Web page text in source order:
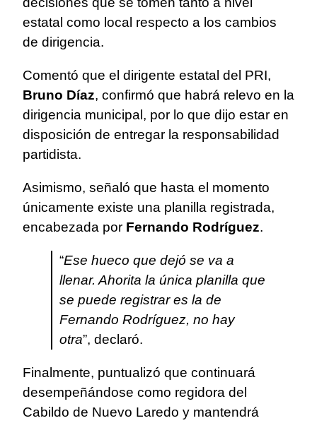
estatal como local respecto a los cambios
de dirigencia.
Comentó que el dirigente estatal del PRI,
Bruno Díaz, confirmó que habrá relevo en la
dirigencia municipal, por lo que dijo estar en
disposición de entregar la responsabilidad
partidista.
Asimismo, señaló que hasta el momento
únicamente existe una planilla registrada,
encabezada por Fernando Rodríguez.
“Ese hueco que dejó se va a
llenar. Ahorita la única planilla que
se puede registrar es la de
Fernando Rodríguez, no hay
otra”, declaró.
Finalmente, puntualizó que continuará
desempeñándose como regidora del
Cabildo de Nuevo Laredo y mantendrá